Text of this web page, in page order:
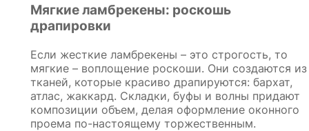
Мягкие ламбрекены: роскошь
драпировки
Если жесткие ламбрекены – это строгость, то
мягкие – воплощение роскоши. Они создаются из
тканей, которые красиво драпируются: бархат,
атлас, жаккард. Складки, буфы и волны придают
композиции объем, делая оформление оконного
проема по-настоящему торжественным.